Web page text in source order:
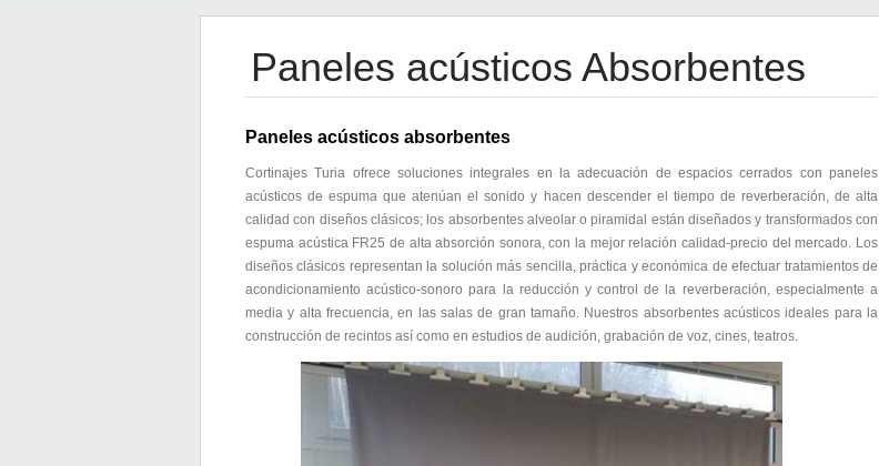
Paneles acústicos Absorbentes
Paneles acústicos absorbentes
Cortinajes Turia ofrece soluciones integrales en la adecuación de espacios cerrados con paneles
acústicos de espuma que atenúan el sonido y hacen descender el tiempo de reverberación, de alta
calidad con diseños clásicos; los absorbentes alveolar o piramidal están diseñados y transformados con
espuma acústica FR25 de alta absorción sonora, con la mejor relación calidad-precio del mercado. Los
diseños clásicos representan la solución más sencilla, práctica y económica de efectuar tratamientos de
acondicionamiento acústico-sonoro para la reducción y control de la reverberación, especialmente a
media y alta frecuencia, en las salas de gran tamaño. Nuestros absorbentes acústicos ideales para la
construcción de recintos así como en estudios de audición, grabación de voz, cines, teatros.